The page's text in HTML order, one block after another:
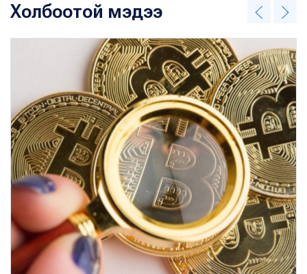
Холбоотой мэдээ